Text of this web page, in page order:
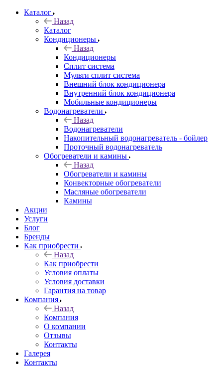
Каталог
Назад
Каталог
Кондиционеры
Назад
Кондиционеры
Сплит система
Мульти сплит система
Внешний блок кондиционера
Внутренний блок кондиционера
Мобильные кондиционеры
Водонагреватели
Назад
Водонагреватели
Накопительный водонагреватель - бойлер
Проточный водонагреватель
Обогреватели и камины
Назад
Обогреватели и камины
Конвекторные обогреватели
Масляные обогреватели
Камины
Акции
Услуги
Блог
Бренды
Как приобрести
Назад
Как приобрести
Условия оплаты
Условия доставки
Гарантия на товар
Компания
Назад
Компания
О компании
Отзывы
Контакты
Галерея
Контакты